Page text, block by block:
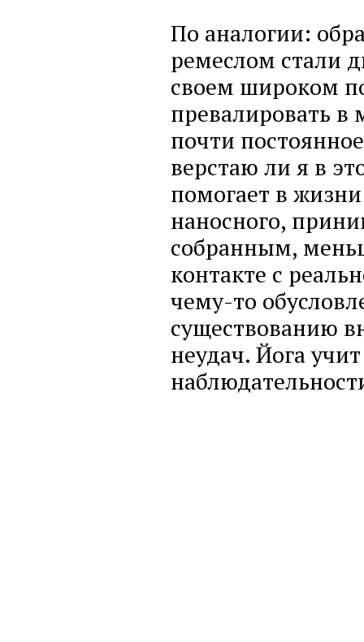
По аналогии:
ремеслом стали
своем широком
превалировать в
почти
верстаю ли я в
помогает в
наносного,
собранным,
контакте с
чему-то
существованию
неудач. Йога